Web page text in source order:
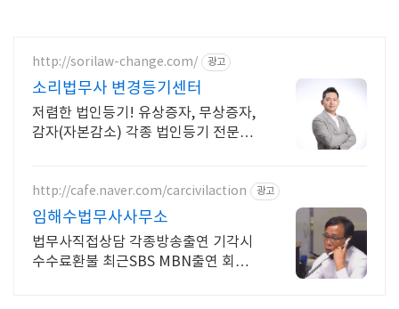
http://sorilaw-change.com/ 광고
소리법무사 변경등기센터
저렴한 법인등기! 유상증자, 무상증자,
감자(자본감소) 각종 법인등기 전문법
http://cafe.naver.com/carcivilaction 광고
임해수법무사사무소
법무사직접상담 각종방송출연 기각시
수수료환불 최근SBS MBN출연 회생